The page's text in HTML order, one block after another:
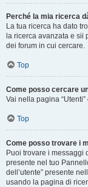
Perché la mia ricerca
La tua ricerca ha dato
la ricerca avanzata e sii
dei forum in cui cercare.
Top
Come posso cercare
Vai nella pagina
Top
Come posso trovare i
Puoi trovare i messaggi
presente nel tuo
dell’utente” presente
usando la pagina di